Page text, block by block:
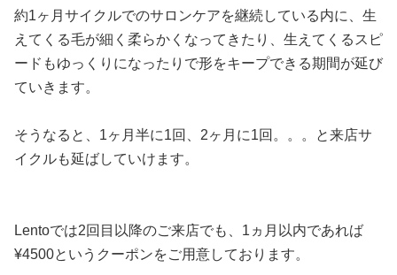
約1ヶ月サイクルでのサロンケアを継続している内に、生
えてくる毛が細く柔らかくなってきたり、生えてくるスピ
ードもゆっくりになったりで形をキープできる期間が延び
ていきます。
そうなると、1ヶ月半に1回、2ヶ月に1回。。。と来店サ
イクルも延ばしていけます。
Lentoでは2回目以降のご来店でも、1ヵ月以内であれば
¥4500というクーポンをご用意しております。